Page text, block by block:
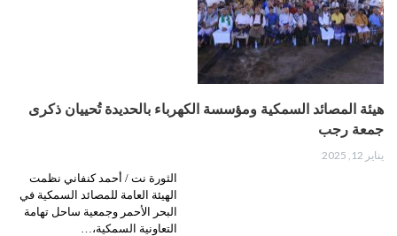
هيئة المصائد السمكية ومؤسسة الكهرباء بالحديدة تُحييان ذكرى
جمعة رجب
يناير 12, 2025
الثورة نت / أحمد كنفاني نظمت
الهيئة العامة للمصائد السمكية في
البحر الأحمر وجمعية ساحل تهامة
التعاونية السمكية،…